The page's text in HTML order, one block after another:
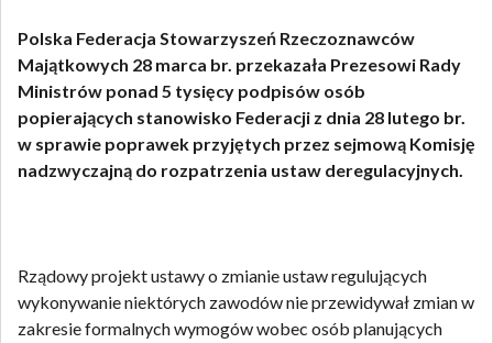
Polska Federacja Stowarzyszeń Rzeczoznawców
Majątkowych 28 marca br. przekazała Prezesowi Rady
Ministrów ponad 5 tysięcy podpisów osób
popierających stanowisko Federacji z dnia 28 lutego br.
w sprawie poprawek przyjętych przez sejmową Komisję
nadzwyczajną do rozpatrzenia ustaw deregulacyjnych.
Rządowy projekt ustawy o zmianie ustaw regulujących
wykonywanie niektórych zawodów nie przewidywał zmian w
zakresie formalnych wymogów wobec osób planujących